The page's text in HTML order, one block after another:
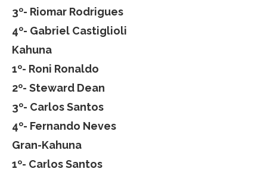
3º- Riomar Rodrigues
4º- Gabriel Castiglioli
Kahuna
1º- Roni Ronaldo
2º- Steward Dean
3º- Carlos Santos
4º- Fernando Neves
Gran-Kahuna
1º- Carlos Santos